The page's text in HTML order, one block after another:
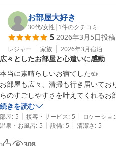
お部屋大好き
30代/女性 | 1件のクチコミ
5 2026年3月5日投稿
レジャー 家族 2026年3月宿泊
広々としたお部屋と心遣いに感動
本当に素晴らしいお宿でした👍
お部屋も広々、清掃も行き届いてお
らのすごしやすさを叶えてくれるお
もっと高くても泊まりたいお宿でした
続きを読む
部屋: 5 | 接客・サービス: 5 | ロケーショ
温泉・お風呂: 5 | 設備: 5 | 清潔さ: 5
308